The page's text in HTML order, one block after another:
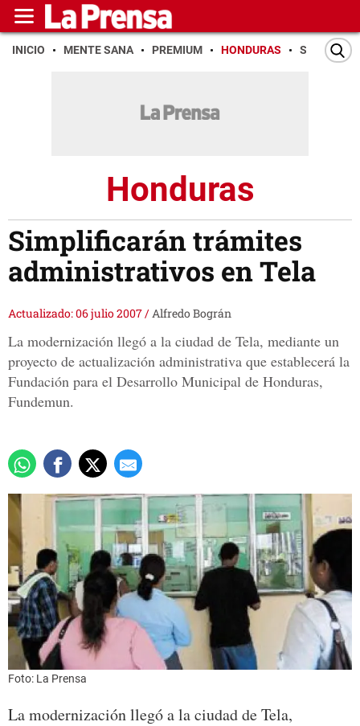
INICIO MENTE SANA PREMIUM HONDURAS SAN PEDRO
Honduras
Simplificarán trámites
administrativos en Tela
Actualizado: 06 julio 2007/Alfredo Bográn
La modernización llegó a la ciudad de Tela, mediante un
proyecto de actualización administrativa que establecerá la
Fundación para el Desarrollo Municipal de Honduras,
Fundemun.
Foto: La Prensa
La modernización llegó a la ciudad de Tela,